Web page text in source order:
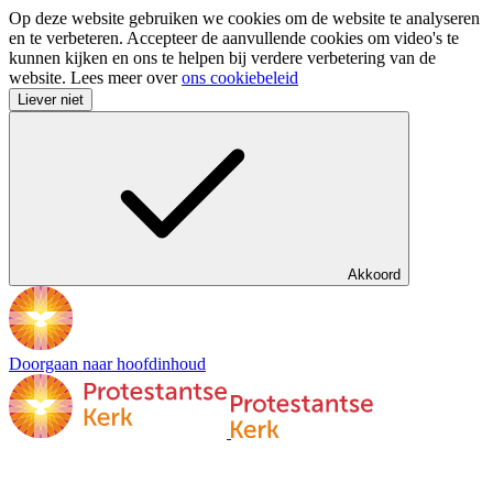
Op deze website gebruiken we cookies om de website te analyseren
en te verbeteren. Accepteer de aanvullende cookies om video's te
kunnen kijken en ons te helpen bij verdere verbetering van de
website. Lees meer overons cookiebeleid
Liever niet
Akkoord
Doorgaan naar hoofdinhoud